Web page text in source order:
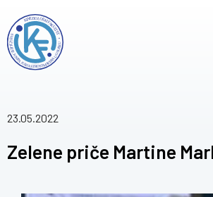
23.05.2022
Zelene priče Martine